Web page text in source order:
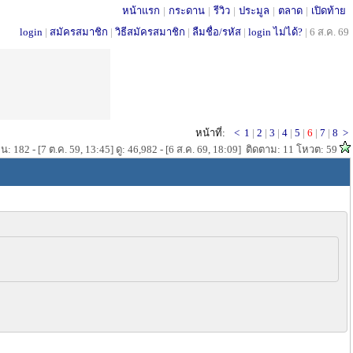
หน้าแรก | กระดาน | รีวิว | ประมูล | ตลาด | เปิดท้าย
login | สมัครสมาชิก | วิธีสมัครสมาชิก | ลืมชื่อ/รหัส | login ไม่ได้? | 6 ส.ค. 69
หน้าที่: < 1 | 2 | 3 | 4 | 5 | 6 | 7 | 8 >
: 182 - [7 ต.ค. 59, 13:45] ดู: 46,982 - [6 ส.ค. 69, 18:09] ติดตาม: 11 โหวต: 59